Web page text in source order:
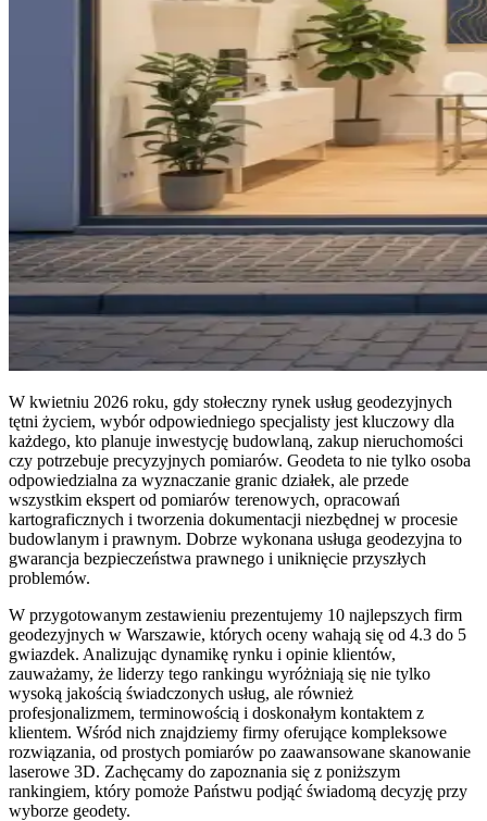
W kwietniu 2026 roku, gdy stołeczny rynek usług geodezyjnych
tętni życiem, wybór odpowiedniego specjalisty jest kluczowy dla
każdego, kto planuje inwestycję budowlaną, zakup nieruchomości
czy potrzebuje precyzyjnych pomiarów. Geodeta to nie tylko osoba
odpowiedzialna za wyznaczanie granic działek, ale przede
wszystkim ekspert od pomiarów terenowych, opracowań
kartograficznych i tworzenia dokumentacji niezbędnej w procesie
budowlanym i prawnym. Dobrze wykonana usługa geodezyjna to
gwarancja bezpieczeństwa prawnego i uniknięcie przyszłych
problemów.
W przygotowanym zestawieniu prezentujemy 10 najlepszych firm
geodezyjnych w Warszawie, których oceny wahają się od 4.3 do 5
gwiazdek. Analizując dynamikę rynku i opinie klientów,
zauważamy, że liderzy tego rankingu wyróżniają się nie tylko
wysoką jakością świadczonych usług, ale również
profesjonalizmem, terminowością i doskonałym kontaktem z
klientem. Wśród nich znajdziemy firmy oferujące kompleksowe
rozwiązania, od prostych pomiarów po zaawansowane skanowanie
laserowe 3D. Zachęcamy do zapoznania się z poniższym
rankingiem, który pomoże Państwu podjąć świadomą decyzję przy
wyborze geodety.